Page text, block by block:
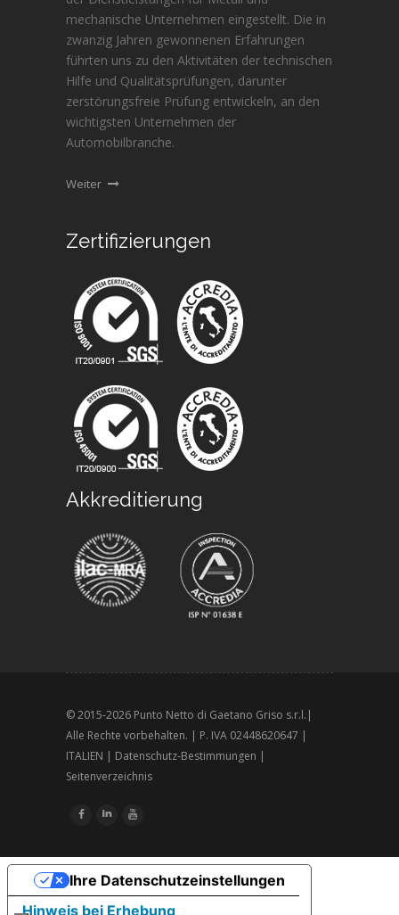
mechanische Unternehmen eingestellt. Die in
zwanzig Jahren gewonnenen Erfahrungen
führten uns zu den Aktivitäten der technischen
Hilfe und Qualitätsprüfungen, darunter
zerstörungsfreie Prüfung entwickeln, an den
wichtigsten Unternehmen der
Automobilbranche.
Weiter
Zertifizierungen
Akkreditierung
© 2015-2026 Punto Netto di Gaetano Griso s.r.l.|
Alle Rechte vorbehalten. | P. IVA 02448620647 |
ITALIEN | Datenschutz-Bestimmungen |
Seitenverzeichnis
Hinweis bei Erhebung
Ihre Datenschutzeinstellungen